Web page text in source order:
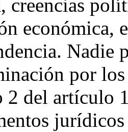
creencias
económica,
Nadie
por
2 del artículo